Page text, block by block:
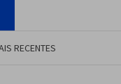
RECENTES